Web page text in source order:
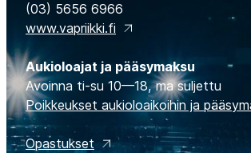
(03) 5656 6966
www.vapriikki.fi
Aukioloajat ja pääsymaksu
Avoinna ti-su 10—18, ma suljettu
Poikkeukset aukioloaikoihin ja
Opastukset